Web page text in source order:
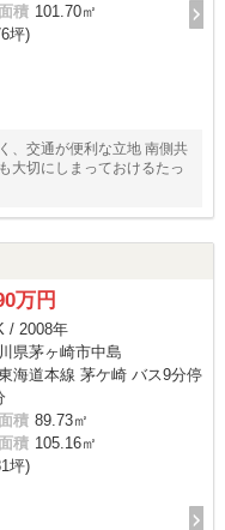
積 101.70㎡
坪)
、交通が便利な立地 南側共
大切にしまっておけるたっ
万円
/ 2008年
県茅ヶ崎市中島
海道本線 茅ケ崎 バス9分停
積 89.73㎡
積 105.16㎡
坪)